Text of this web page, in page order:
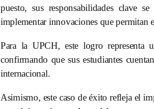
puesto, sus responsabilidades clave
implementar innovaciones que permitan
Para la UPCH, este logro representa
confirmando que sus estudiantes
internacional.
Asimismo, este caso de éxito refleja el